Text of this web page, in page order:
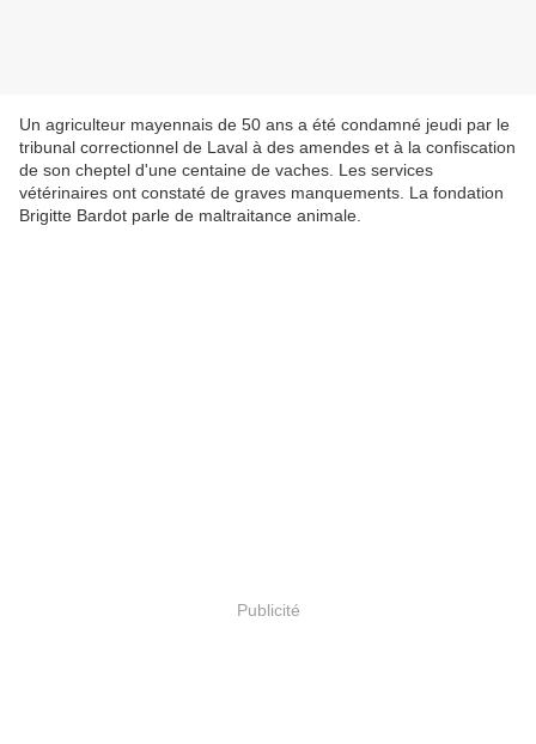
Un agriculteur mayennais de 50 ans a été condamné jeudi par le
tribunal correctionnel de Laval à des amendes et à la confiscation
de son cheptel d'une centaine de vaches. Les services
vétérinaires ont constaté de graves manquements. La fondation
Brigitte Bardot parle de maltraitance animale.
Publicité